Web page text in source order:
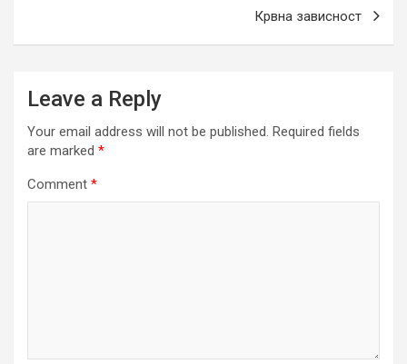
Крвна зависност
Leave a Reply
Your email address will not be published. Required fields
are marked *
Comment *